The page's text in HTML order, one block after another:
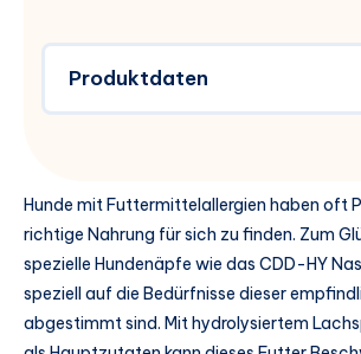
Produktdaten
Hunde mit Futtermittelallergien haben oft
richtige Nahrung für sich zu finden. Zum
spezielle Hundenäpfe wie das CDD-HY
speziell auf die Bedürfnisse dieser
abgestimmt sind. Mit hydrolysiertem